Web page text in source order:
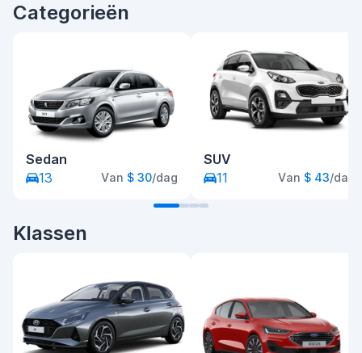
Categorieën
Sedan
13
Van $ 30/dag
SUV
11
Van $ 43/dag
Klassen